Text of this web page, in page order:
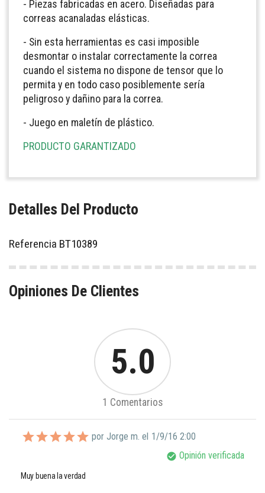
- Piezas fabricadas en acero. Diseñadas para
correas acanaladas elásticas.
- Sin esta herramientas es casi imposible
desmontar o instalar correctamente la correa
cuando el sistema no dispone de tensor que lo
permita y en todo caso posiblemente sería
peligroso y dañino para la correa.
- Juego en maletín de plástico.
PRODUCTO GARANTIZADO
Detalles Del Producto
Referencia BT10389
Opiniones De Clientes
5.0
1 Comentarios
por Jorge m. el 1/9/16 2:00
check_circle Opinión verificada
Muy buena la verdad